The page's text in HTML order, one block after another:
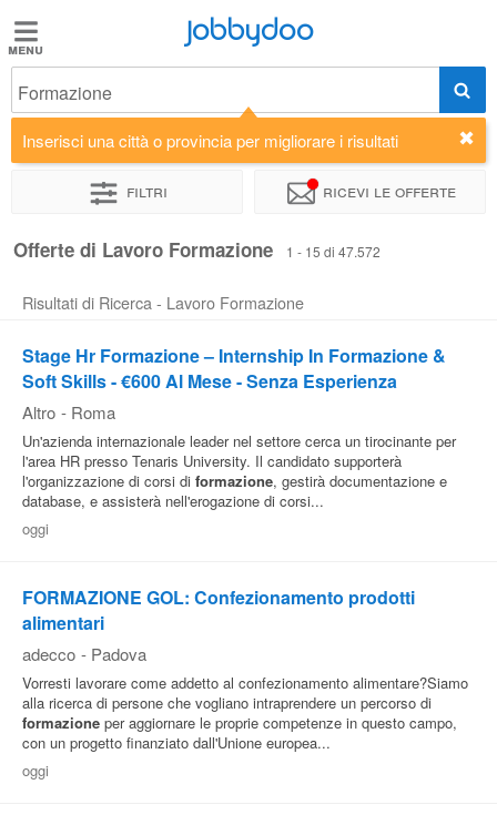
Jobbydoo
Offerte
di
lavoro
Elenco
Blog
Pubblica
Area
Aziende
Jobbydoo
Formazione
Inserisci una città o provincia per migliorare i risultati
Filtri Ricevi le offerte
Offerte di Lavoro Formazione 1 - 15 di 47.572
Risultati di Ricerca - Lavoro Formazione
Stage Hr Formazione – Internship In Formazione &
Soft Skills - €600 Al Mese - Senza Esperienza
Altro - Roma
Un'azienda internazionale leader nel settore cerca un tirocinante per
l'area HR presso Tenaris University. Il candidato supporterà
l'organizzazione di corsi di formazione, gestirà documentazione e
database, e assisterà nell'erogazione di corsi...
oggi
FORMAZIONE GOL: Confezionamento prodotti
alimentari
adecco - Padova
Vorresti lavorare come addetto al confezionamento alimentare?Siamo
alla ricerca di persone che vogliano intraprendere un percorso di
formazione per aggiornare le proprie competenze in questo campo,
con un progetto finanziato dall'Unione europea...
oggi